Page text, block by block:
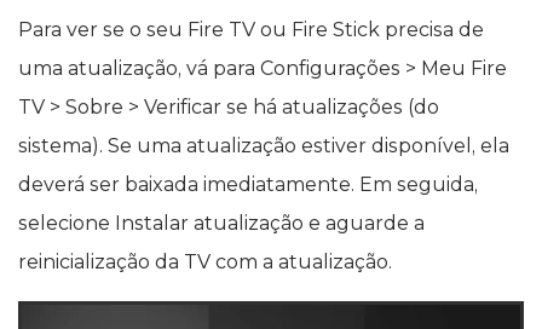
Para ver se o seu Fire TV ou Fire Stick precisa de
uma atualização, vá para Configurações > Meu Fire
TV > Sobre > Verificar se há atualizações (do
sistema). Se uma atualização estiver disponível, ela
deverá ser baixada imediatamente. Em seguida,
selecione Instalar atualização e aguarde a
reinicialização da TV com a atualização.